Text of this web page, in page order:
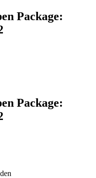
Package:
Package: